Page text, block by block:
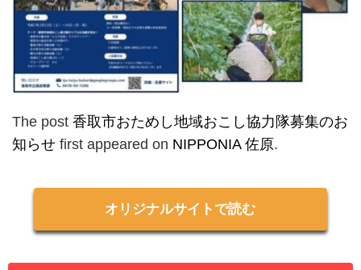
The post 香取市おためし地域おこし協力隊募集のお
知らせ first appeared on NIPPONIA 佐原.
オリジナルサイトで読む